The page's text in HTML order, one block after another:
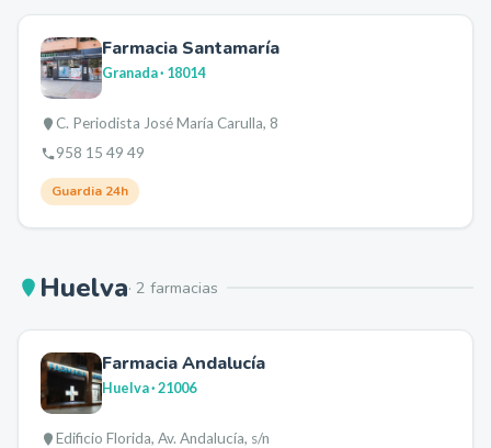
Farmacia Santamaría
Granada· 18014
C. Periodista José María Carulla, 8
958 15 49 49
Guardia 24h
Huelva· 2 farmacias
Farmacia Andalucía
Huelva· 21006
Edificio Florida, Av. Andalucía, s/n